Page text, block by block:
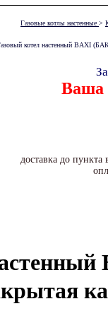
Газовые котлы настенные >
котел настенный BAXI
Ваша
доставка до